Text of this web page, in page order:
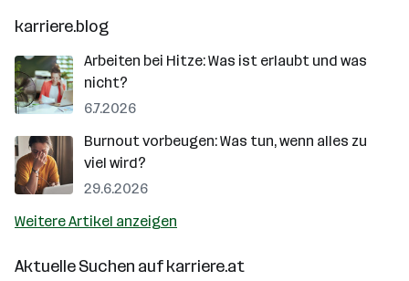
karriere.blog
Arbeiten bei Hitze: Was ist erlaubt und was
nicht?
6.7.2026
Burnout vorbeugen: Was tun, wenn alles zu
viel wird?
29.6.2026
Weitere Artikel anzeigen
Aktuelle Suchen aufkarriere.at